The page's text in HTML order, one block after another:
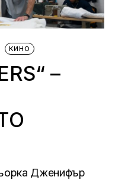
КИНО
–
Дженифър